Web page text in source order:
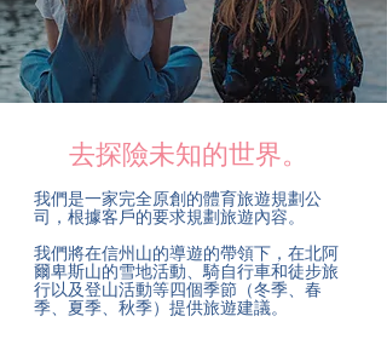
​去探險未知的世界。
我們是一家完全原創的體育旅遊規劃公
司，根據客戶的要求規劃旅遊內容。
我們將在信州山的導遊的帶領下，在北阿
爾卑斯山的雪地活動、騎自行車和徒步旅
行以及登山活動等四個季節（冬季、春
季、夏季、秋季）提供旅遊建議。